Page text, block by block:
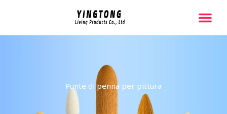
Punte di penna per pittura